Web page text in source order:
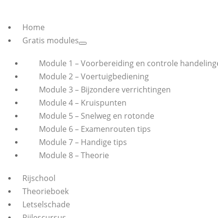
Home
Gratis modules
Module 1 – Voorbereiding en controle
Module 2 – Voertuigbediening
Module 3 – Bijzondere verrichtingen
Module 4 – Kruispunten
Module 5 – Snelweg en rotonde
Module 6 – Examenrouten tips
Module 7 – Handige tips
Module 8 – Theorie
Rijschool
Theorieboek
Letselschade